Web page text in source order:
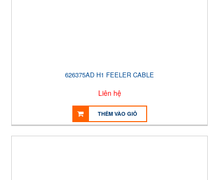
626375AD H1 FEELER CABLE
Liên hệ
THÊM VÀO GIỎ